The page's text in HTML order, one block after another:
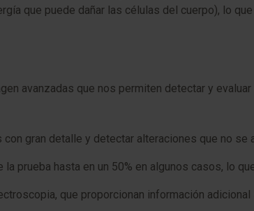
que puede dañar las células del cuerpo), lo
avanzadas que nos permiten detectar y
gran detalle y detectar alteraciones que no se
la prueba hasta en un 50% en algunos casos, lo
que proporcionan información